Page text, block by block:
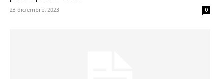
28 diciembre, 2023 0